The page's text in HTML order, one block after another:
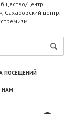
центр
Сахаровский центр.
ПОСЕЩЕНИЙ
НАМ